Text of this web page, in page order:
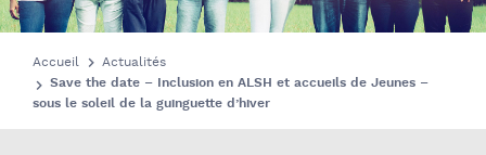
Accueil
Actualités
Save the date – Inclusion en ALSH et accueils de Jeunes –
sous le soleil de la guinguette d’hiver